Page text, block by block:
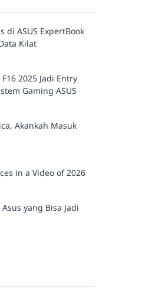
di ASUS ExpertBook
Kilat
2025 Jadi Entry
Gaming ASUS
Akankah Masuk
in a Video of 2026
yang Bisa Jadi